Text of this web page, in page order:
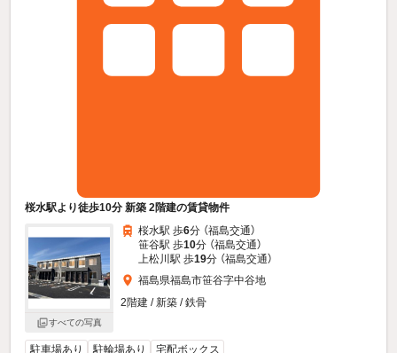
桜水駅より徒歩10分 新築 2階建の賃貸物件
すべての写真
桜水駅 歩6分 （福島交通）
笹谷駅 歩10分 （福島交通）
上松川駅 歩19分 （福島交通）
福島県福島市笹谷字中谷地
2階建 / 新築 / 鉄骨
駐車場あり 駐輪場あり 宅配ボックス